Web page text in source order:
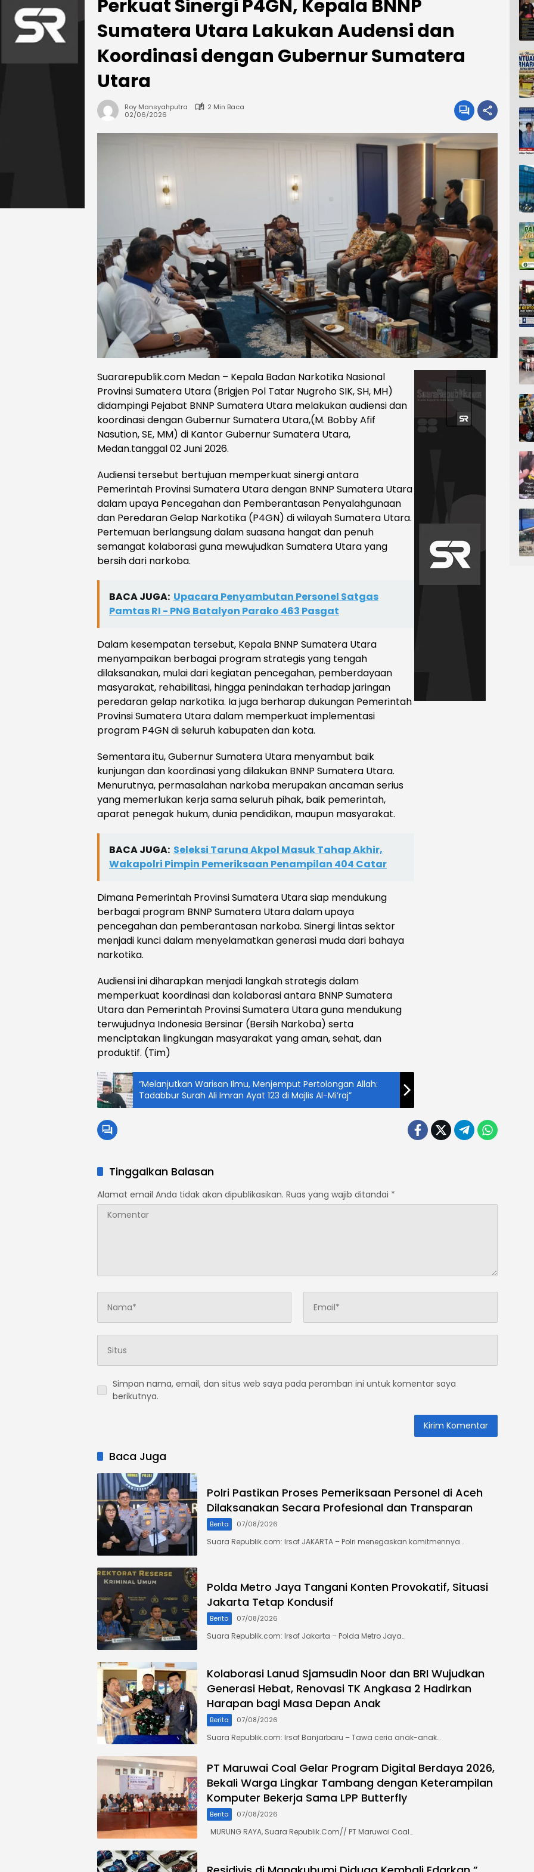
Perkuat Sinergi P4GN, Kepala BNNP
Sumatera Utara Lakukan Audensi dan
Koordinasi dengan Gubernur Sumatera
Utara
Roy Mansyahputra
2 Min Baca
02/06/2026
Suararepublik.com Medan – Kepala Badan Narkotika Nasional
Provinsi Sumatera Utara (Brigjen Pol Tatar Nugroho SIK, SH, MH)
didampingi Pejabat BNNP Sumatera Utara melakukan audiensi dan
koordinasi dengan Gubernur Sumatera Utara,(M. Bobby Afif
Nasution, SE, MM) di Kantor Gubernur Sumatera Utara,
Medan.tanggal 02 Juni 2026.
Audiensi tersebut bertujuan memperkuat sinergi antara
Pemerintah Provinsi Sumatera Utara dengan BNNP Sumatera Utara
dalam upaya Pencegahan dan Pemberantasan Penyalahgunaan
dan Peredaran Gelap Narkotika (P4GN) di wilayah Sumatera Utara.
Pertemuan berlangsung dalam suasana hangat dan penuh
semangat kolaborasi guna mewujudkan Sumatera Utara yang
bersih dari narkoba.
BACA JUGA: Upacara Penyambutan Personel Satgas
Pamtas RI - PNG Batalyon Parako 463 Pasgat
Dalam kesempatan tersebut, Kepala BNNP Sumatera Utara
menyampaikan berbagai program strategis yang tengah
dilaksanakan, mulai dari kegiatan pencegahan, pemberdayaan
masyarakat, rehabilitasi, hingga penindakan terhadap jaringan
peredaran gelap narkotika. Ia juga berharap dukungan Pemerintah
Provinsi Sumatera Utara dalam memperkuat implementasi
program P4GN di seluruh kabupaten dan kota.
Sementara itu, Gubernur Sumatera Utara menyambut baik
kunjungan dan koordinasi yang dilakukan BNNP Sumatera Utara.
Menurutnya, permasalahan narkoba merupakan ancaman serius
yang memerlukan kerja sama seluruh pihak, baik pemerintah,
aparat penegak hukum, dunia pendidikan, maupun masyarakat.
BACA JUGA: Seleksi Taruna Akpol Masuk Tahap Akhir,
Wakapolri Pimpin Pemeriksaan Penampilan 404 Catar
Dimana Pemerintah Provinsi Sumatera Utara siap mendukung
berbagai program BNNP Sumatera Utara dalam upaya
pencegahan dan pemberantasan narkoba. Sinergi lintas sektor
menjadi kunci dalam menyelamatkan generasi muda dari bahaya
narkotika.
Audiensi ini diharapkan menjadi langkah strategis dalam
memperkuat koordinasi dan kolaborasi antara BNNP Sumatera
Utara dan Pemerintah Provinsi Sumatera Utara guna mendukung
terwujudnya Indonesia Bersinar (Bersih Narkoba) serta
menciptakan lingkungan masyarakat yang aman, sehat, dan
produktif. (Tim)
“Melanjutkan Warisan Ilmu, Menjemput Pertolongan Allah:
Tadabbur Surah Ali Imran Ayat 123 di Majlis Al-Mi’raj”
Tinggalkan Balasan
Alamat email Anda tidak akan dipublikasikan. Ruas yang wajib ditandai *
Simpan nama, email, dan situs web saya pada peramban ini untuk komentar saya
berikutnya.
Baca Juga
Polri Pastikan Proses Pemeriksaan Personel di Aceh
Dilaksanakan Secara Profesional dan Transparan
Berita 07/08/2026
Suara Republik.com: Irsof JAKARTA – Polri menegaskan komitmennya…
Polda Metro Jaya Tangani Konten Provokatif, Situasi
Jakarta Tetap Kondusif
Berita 07/08/2026
Suara Republik.com: Irsof Jakarta – Polda Metro Jaya…
Kolaborasi Lanud Sjamsudin Noor dan BRI Wujudkan
Generasi Hebat, Renovasi TK Angkasa 2 Hadirkan
Harapan bagi Masa Depan Anak
Berita 07/08/2026
Suara Republik.com: Irsof Banjarbaru – Tawa ceria anak-anak…
PT Maruwai Coal Gelar Program Digital Berdaya 2026,
Bekali Warga Lingkar Tambang dengan Keterampilan
Komputer Bekerja Sama LPP Butterfly
Berita 07/08/2026
MURUNG RAYA, Suara Republik.Com// PT Maruwai Coal…